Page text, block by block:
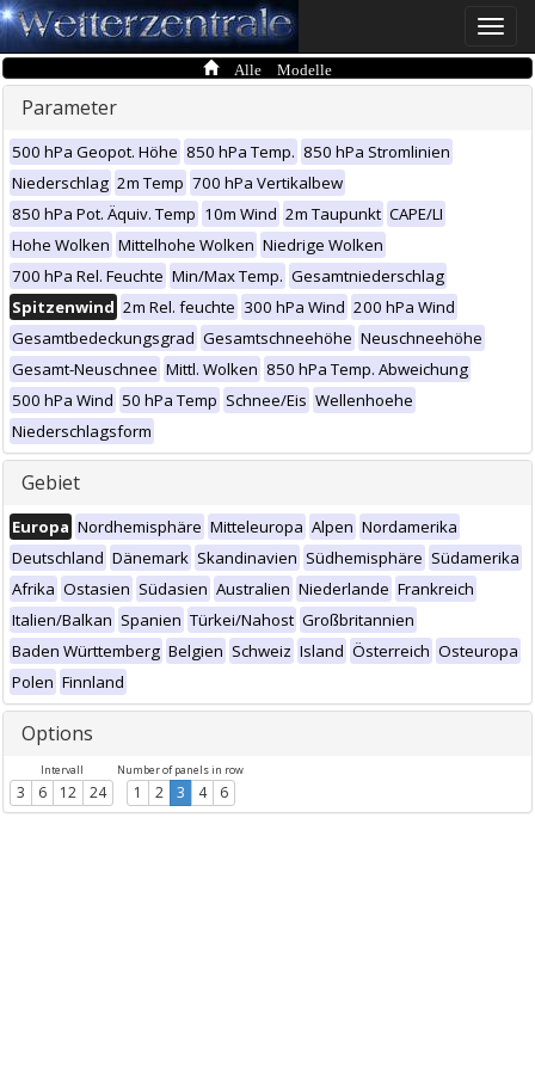
Toggle
Alle Modelle
Parameter
500 hPa Geopot. Höhe 850 hPa Temp. 850 hPa Stromlinien
Niederschlag 2m Temp 700 hPa Vertikalbew
850 hPa Pot. Äquiv. Temp 10m Wind 2m Taupunkt CAPE/LI
Hohe Wolken Mittelhohe Wolken Niedrige Wolken
700 hPa Rel. Feuchte Min/Max Temp. Gesamtniederschlag
Spitzenwind 2m Rel. feuchte 300 hPa Wind 200 hPa Wind
Gesamtbedeckungsgrad Gesamtschneehöhe Neuschneehöhe
Gesamt-Neuschnee Mittl. Wolken 850 hPa Temp. Abweichung
500 hPa Wind 50 hPa Temp Schnee/Eis Wellenhoehe
Niederschlagsform
Gebiet
Europa Nordhemisphäre Mitteleuropa Alpen Nordamerika
Deutschland Dänemark Skandinavien Südhemisphäre Südamerika
Afrika Ostasien Südasien Australien Niederlande Frankreich
Italien/Balkan Spanien Türkei/Nahost Großbritannien
Baden Württemberg Belgien Schweiz Island Österreich Osteuropa
Polen Finnland
Options
Intervall
3 6 12 24
Number of panels in row
1 2 3 4 6